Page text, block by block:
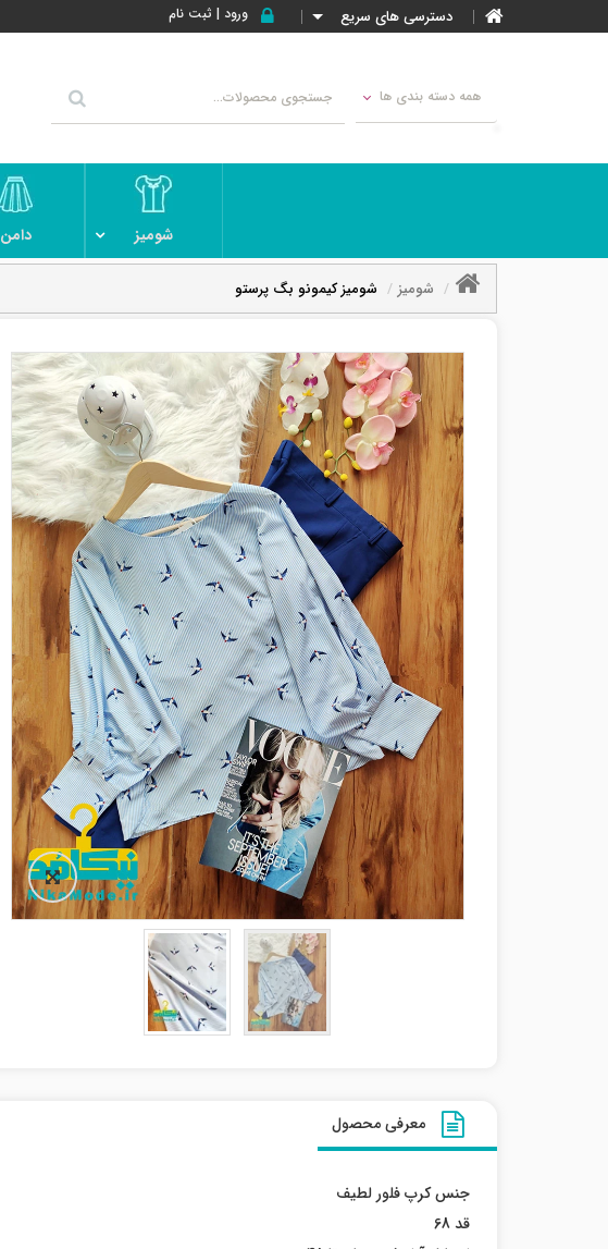
دسترسی های سریع ورود | ثبت نام
همه دسته بندی ها
شومیز دامن
شومیز شومیز کیمونو بگ پرستو
معرفی محصول
جنس کرپ فلور لطیف
قد 68